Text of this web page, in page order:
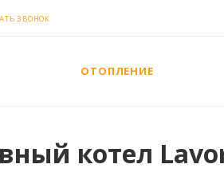
ЗВОНОК
ОТОПЛЕНИЕ
котел